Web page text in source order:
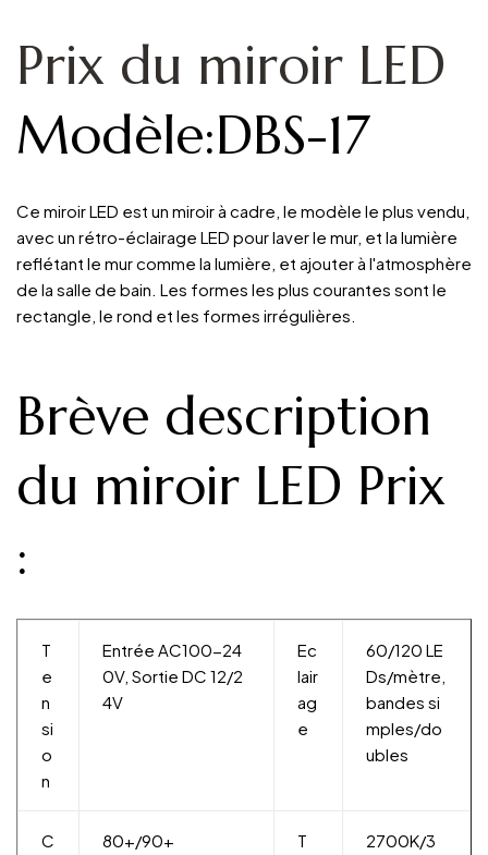
Prix du miroir LED
Modèle:DBS-17
Ce miroir LED est un miroir à cadre, le modèle le plus vendu,
avec un rétro-éclairage LED pour laver le mur, et la lumière
reflétant le mur comme la lumière, et ajouter à l'atmosphère
de la salle de bain. Les formes les plus courantes sont le
rectangle, le rond et les formes irrégulières.
Brève description
du miroir LED Prix
:
T
e
n
si
o
n
Entrée AC100-24
0V, Sortie DC 12/2
4V
Ec
lair
ag
e
60/120 LE
Ds/mètre,
bandes si
mples/do
ubles
C
80+/90+
T
2700K/3